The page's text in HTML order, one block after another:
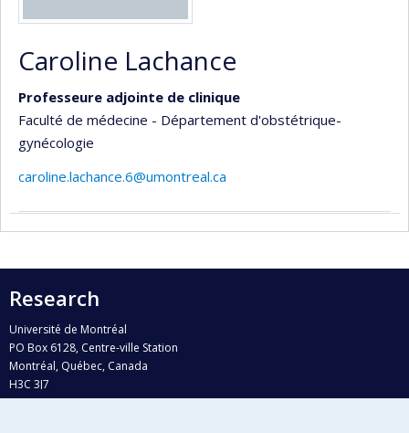
Caroline Lachance
Professeure adjointe de clinique
Faculté de médecine - Département d'obstétrique-
gynécologie
caroline.lachance.6@umontreal.ca
Research
Université de Montréal
PO Box 6128, Centre-ville Station
Montréal, Québec, Canada
H3C 3J7